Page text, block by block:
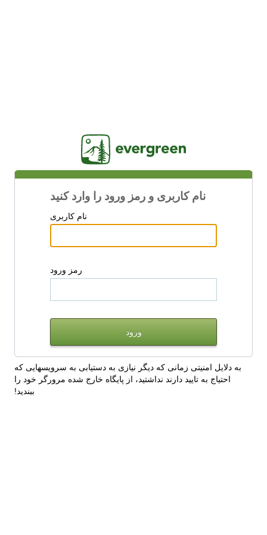
نام کاربری و رمز ورود را وارد کنید
نام کاربری
رمز ورود
به دلایل امنیتی زمانی که دیگر نیازی به دستیابی به سرویسهایی که
احتیاج به تایید دارند نداشتید، از پایگاه خارج شده مرورگر خود را
ببندید!